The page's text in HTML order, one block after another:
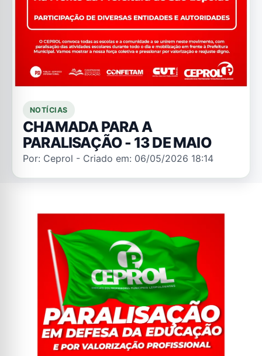
NOTÍCIAS
CHAMADA PARA A
PARALISAÇÃO - 13 DE MAIO
Por: Ceprol - Criado em: 06/05/2026 18:14